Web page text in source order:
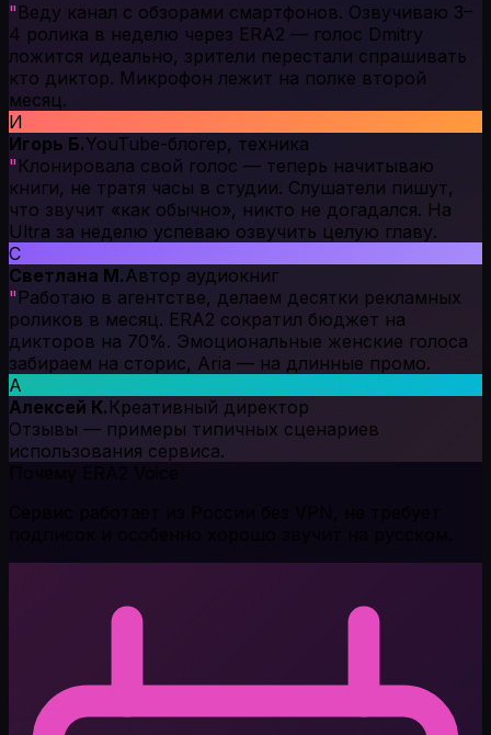
" Веду канал с обзорами смартфонов. Озвучиваю 3–
4 ролика в неделю через ERA2 — голос Dmitry
ложится идеально, зрители перестали спрашивать
кто диктор. Микрофон лежит на полке второй
месяц.
И
Игорь Б.YouTube-блогер, техника
" Клонировала свой голос — теперь начитываю
книги, не тратя часы в студии. Слушатели пишут,
что звучит «как обычно», никто не догадался. На
Ultra за неделю успеваю озвучить целую главу.
С
Светлана М.Автор аудиокниг
" Работаю в агентстве, делаем десятки рекламных
роликов в месяц. ERA2 сократил бюджет на
дикторов на 70%. Эмоциональные женские голоса
забираем на сторис, Aria — на длинные промо.
А
Алексей К. Креативный директор
Отзывы — примеры типичных сценариев
использования сервиса.